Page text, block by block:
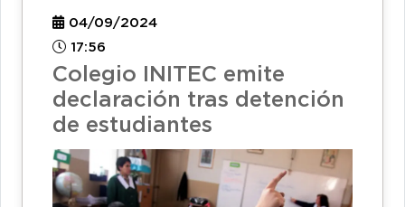
04/09/2024
17:56
Colegio INITEC emite
declaración tras detención
de estudiantes